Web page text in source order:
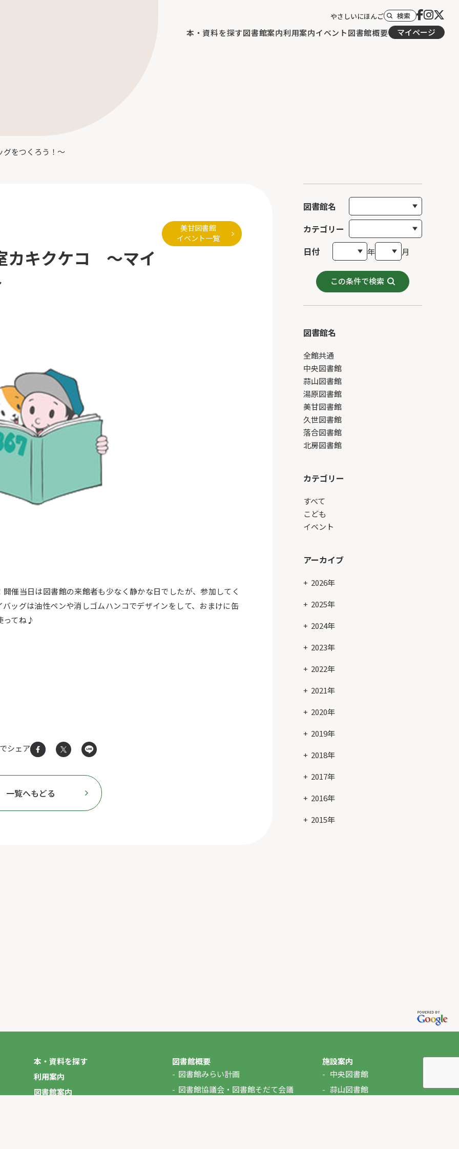
本・資料を探す図書館案内利用案内イベント図書館概要 マイページ
やさしいにほんご 検索
をつくろう！～
図書館名
カテゴリー
日付
年 月
この条件で検索
図書館名
全館共通
中央図書館
蒜山図書館
湯原図書館
美甘図書館
久世図書館
落合図書館
北房図書館
カテゴリー
すべて
こども
イベント
アーカイブ
2026年
2025年
2024年
2023年
2022年
2021年
2020年
2019年
2018年
2017年
2016年
2015年
キクケコ ～マイ
美甘図書館
イベント一覧
催当日は図書館の来館者も少なく静かな日でしたが、参加してく
ッグは油性ペンや消しゴムハンコでデザインをして、おまけに缶
ってね♪
シェア
一覧へもどる
本・資料を探す
利用案内
図書館案内
図書館概要
図書館みらい計画
図書館協議会・図書館そだて会議
施設案内
中央図書館
蒜山図書館